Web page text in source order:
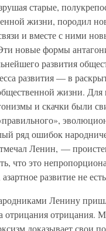
старые,
жизни, породил
и вместе с ними
новые формы
развития
развития — в
жизни. Для
и скачки были
ряд ошибок
Ленин, —
что это
развитие не
Ленину
отрицания отрицания.
доказывает свои